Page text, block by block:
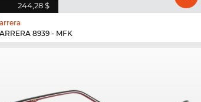
244,28 $
8939 - MFK